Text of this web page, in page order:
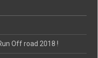
Off road 2018 !